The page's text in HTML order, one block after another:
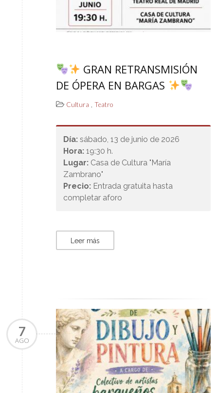
GRAN RETRANSMISIÓN
DE ÓPERA EN BARGAS
Cultura , Teatro
Día: sábado, 13 de junio de 2026
Hora: 19:30 h.
Lugar: Casa de Cultura "María
Zambrano"
Precio: Entrada gratuita hasta
completar aforo
Leer más
7
AGO